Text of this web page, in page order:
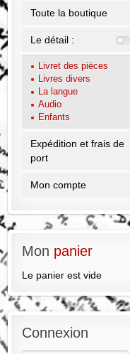
Toute la boutique
Le détail :
Livret des pièces
Livres divers
La langue
Audio
Enfants
Expédition et frais de
port
Mon compte
Mon panier
Le panier est vide
Connexion